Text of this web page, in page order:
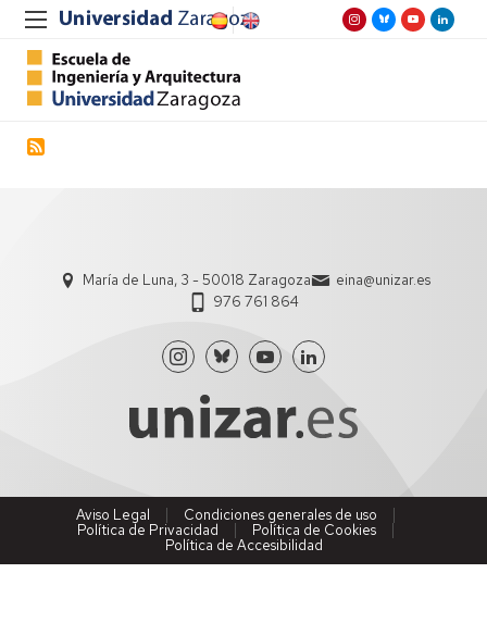
María de Luna, 3 - 50018 Zaragoza
eina@unizar.es
976 761 864
Aviso Legal
Condiciones generales de uso
Política de Privacidad
Política de Cookies
Política de Accesibilidad